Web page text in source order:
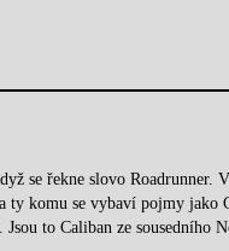
se řekne slovo Roadrunner.
ty komu se vybaví pojmy jako
to Caliban ze sousedního